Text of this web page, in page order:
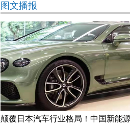
图文播报
颠覆日本汽车行业格局！中国新能